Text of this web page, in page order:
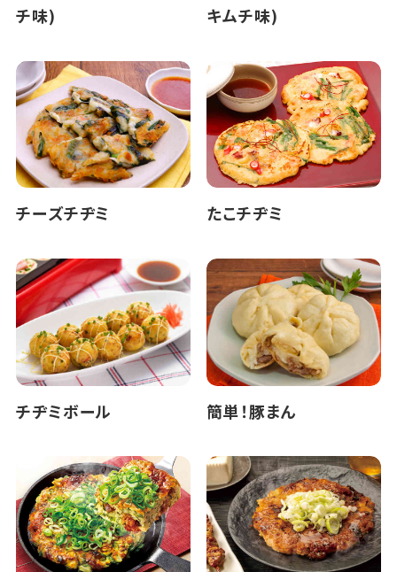
チ味)
キムチ味)
チーズチヂミ たこチヂミ
チヂミボール 簡単！豚まん